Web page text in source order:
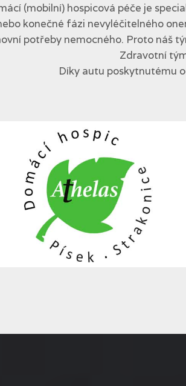
(mobilní) hospicová péče je
konečné fázi nevyléčitelného
potřeby nemocného. Proto náš
Zdravotní
Díky autu poskytnutému